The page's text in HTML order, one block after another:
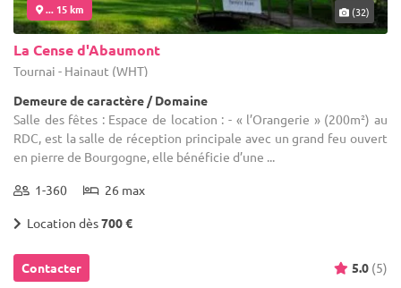
... 15 km (32)
La Cense d'Abaumont
Tournai - Hainaut (WHT)
Demeure de caractère / Domaine
Salle des fêtes : Espace de location : - « l’Orangerie » (200m²) au
RDC, est la salle de réception principale avec un grand feu ouvert
en pierre de Bourgogne, elle bénéficie d’une ...
1-360 26 max
Location dès700 €
Contacter 5.0 (5)